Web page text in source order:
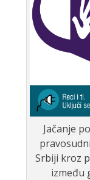
Jačanje
Srbiji kroz
između